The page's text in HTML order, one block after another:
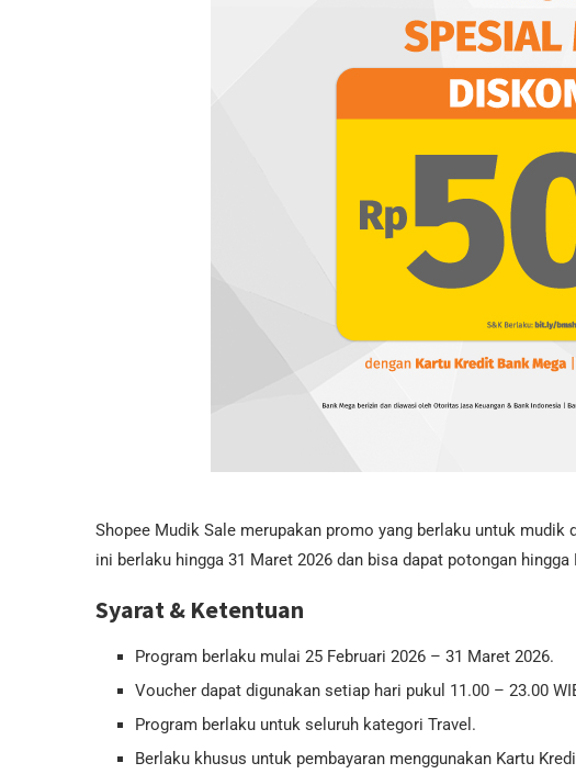
Shopee Mudik Sale merupakan promo yang berlaku untuk mudik
ini berlaku hingga 31 Maret 2026 dan bisa dapat potongan
Syarat & Ketentuan
Program berlaku mulai 25 Februari 2026 – 31 Maret 2026.
Voucher dapat digunakan setiap hari pukul 11.00 – 23.00
Program berlaku untuk seluruh kategori Travel.
Berlaku khusus untuk pembayaran menggunakan Kartu